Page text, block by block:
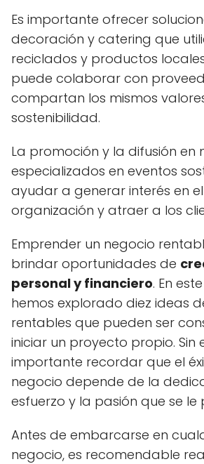
Es importante ofrecer
decoración y catering que
reciclados y productos
puede colaborar con
compartan los mismos
sostenibilidad.
La promoción y la difusión en
especializados en eventos
ayudar a generar interés en
organización y atraer a los
Emprender un negocio
brindar oportunidades de
personal y financiero. En
hemos explorado diez ideas
rentables que pueden ser
iniciar un proyecto propio. Sin
importante recordar que el
negocio depende de la
esfuerzo y la pasión que se le
Antes de embarcarse en
negocio, es recomendable